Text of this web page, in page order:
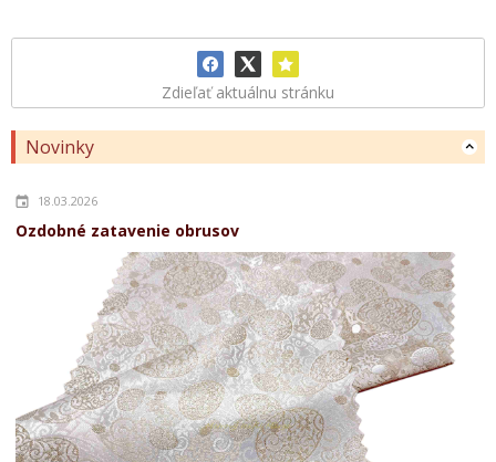
Zdieľať aktuálnu stránku
Novinky
18.03.2026
Ozdobné zatavenie obrusov